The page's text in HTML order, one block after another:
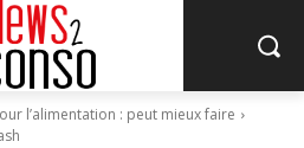
l’alimentation : peut mieux faire